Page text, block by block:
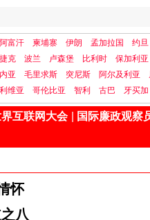
阿富汗 柬埔寨 伊朗 孟加拉国 约旦
捷克 波兰 卢森堡 比利时 保加利亚
亚 毛里求斯 突尼斯 阿尔及利亚
维亚 哥伦比亚 智利 古巴 牙买加
互联网大会 国际廉政观察
怀
八